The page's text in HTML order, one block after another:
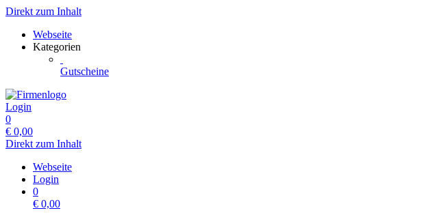
Direkt zum Inhalt
Webseite
Kategorien
Gutscheine
Login
0
€ 0,00
Direkt zum Inhalt
Webseite
Login
0
€ 0,00